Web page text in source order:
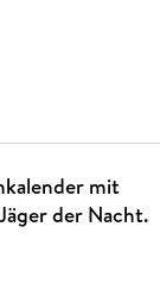
mit
der Nacht.